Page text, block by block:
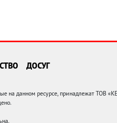
ДОСУГ
на данном ресурсе, принадлежат ТОВ